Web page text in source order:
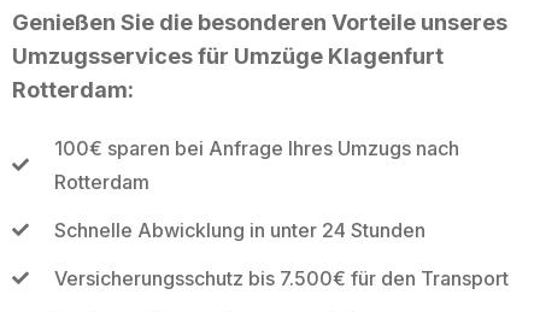
Genießen Sie die besonderen Vorteile unseres
Umzugsservices für Umzüge Klagenfurt
Rotterdam:
100€ sparen bei Anfrage Ihres Umzugs nach
Rotterdam
Schnelle Abwicklung in unter 24 Stunden
Versicherungsschutz bis 7.500€ für den Transport